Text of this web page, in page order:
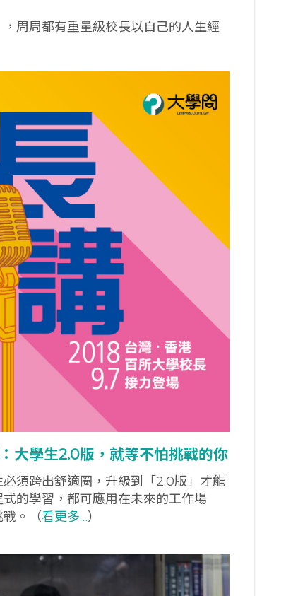
周周都有重量級校長以自己的人生經
大學生2.0版，就等不怕挑戰的你
須跨出舒適圈，升級到「2.0版」才能
的學習，都可應用在未來的工作場
。（看更多…）